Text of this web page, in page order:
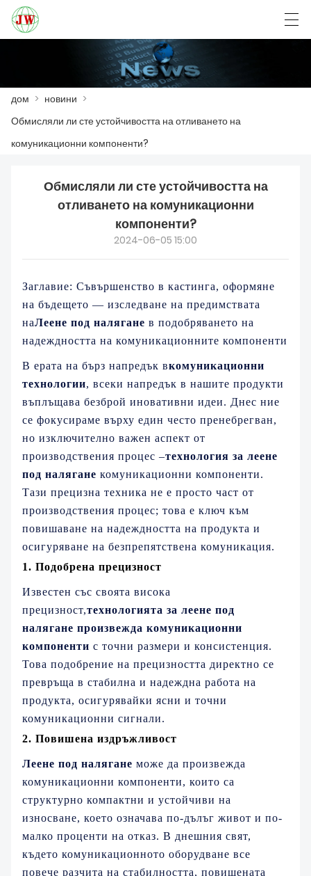
НОВИНИ
VISITA Á FÁBRICA
СВЪРЖЕТЕ СЕ С НАС
ЗА НАС
Български Deutsch
дом > новини >
Обмисляли ли сте устойчивостта на отливането на
комуникационни компоненти?
Обмисляли ли сте устойчивостта на
отливането на комуникационни
компоненти?
2024-06-05 15:00
Заглавие: Съвършенство в кастинга, оформяне
на бъдещето — изследване на предимствата
наЛеене под налягане в подобряването на
надеждността на комуникационните компоненти
В ерата на бърз напредък вкомуникационни
технологии, всеки напредък в нашите продукти
въплъщава безброй иновативни идеи. Днес ние
се фокусираме върху един често пренебрегван,
но изключително важен аспект от
производствения процес –технология за леене
под налягане комуникационни компоненти.
Тази прецизна техника не е просто част от
производствения процес; това е ключ към
повишаване на надеждността на продукта и
осигуряване на безпрепятствена комуникация.
1. Подобрена прецизност
Известен със своята висока
прецизност,технологията за леене под
налягане произвежда комуникационни
компоненти с точни размери и консистенция.
Това подобрение на прецизността директно се
превръща в стабилна и надеждна работа на
продукта, осигурявайки ясни и точни
комуникационни сигнали.
2. Повишена издръжливост
Леене под налягане може да произвежда
комуникационни компоненти, които са
структурно компактни и устойчиви на
износване, което означава по-дълъг живот и по-
малко проценти на отказ. В днешния свят,
където комуникационното оборудване все
повече разчита на стабилността, повишената